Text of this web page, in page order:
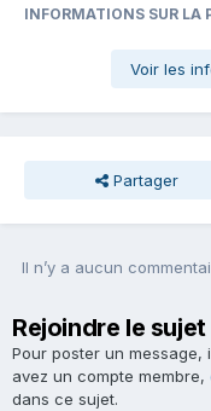
INFORMATIONS SUR LA
Voir les
Partager
Il n’y a aucun
Rejoindre le
Pour poster un message,
avez un compte membre,
dans ce sujet.